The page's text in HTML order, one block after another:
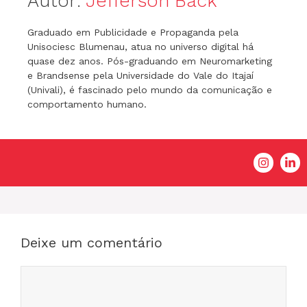
Graduado em Publicidade e Propaganda pela
Unisociesc Blumenau, atua no universo digital há
quase dez anos. Pós-graduando em Neuromarketing
e Brandsense pela Universidade do Vale do Itajaí
(Univali), é fascinado pelo mundo da comunicação e
comportamento humano.
Deixe um comentário